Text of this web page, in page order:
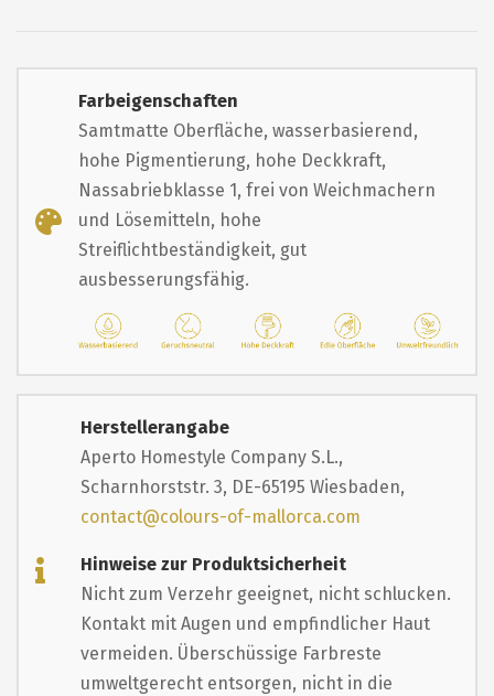
Farbeigenschaften
Samtmatte Oberfläche, wasserbasierend,
hohe Pigmentierung, hohe Deckkraft,
Nassabriebklasse 1, frei von Weichmachern
und Lösemitteln, hohe
Streiflichtbeständigkeit, gut
ausbesserungsfähig.
Herstellerangabe
Aperto Homestyle Company S.L.,
Scharnhorststr. 3, DE-65195 Wiesbaden,
contact@colours-of-mallorca.com
Hinweise zur Produktsicherheit
Nicht zum Verzehr geeignet, nicht schlucken.
Kontakt mit Augen und empfindlicher Haut
vermeiden. Überschüssige Farbreste
umweltgerecht entsorgen, nicht in die